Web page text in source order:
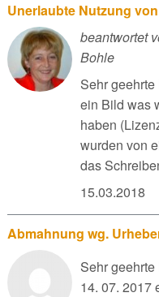
Unerlaubte Nutzung
beantwortet
Bohle
Sehr
ein Bild was
haben
wurden von
das
15.03.2018
Abmahnung wg.
Sehr
14. 07. 2017